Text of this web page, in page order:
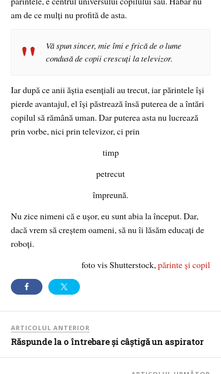
am de ce mulți nu profită de asta.
Vă spun sincer, mie îmi e frică de o lume
condusă de copii crescuți la televizor.
Iar după ce anii ăștia esențiali au trecut, iar părintele își
pierde avantajul, el își păstrează însă puterea de a întări
copilul să rămână uman. Dar puterea asta nu lucrează
prin vorbe, nici prin televizor, ci prin
timp
petrecut
împreună.
Nu zice nimeni că e ușor, eu sunt abia la început. Dar,
dacă vrem să creștem oameni, să nu îi lăsăm educați de
roboți.
foto vis Shutterstock,părinte și copil
ARTICOLUL ANTERIOR
Răspunde la o întrebare și câștigă un aspirator